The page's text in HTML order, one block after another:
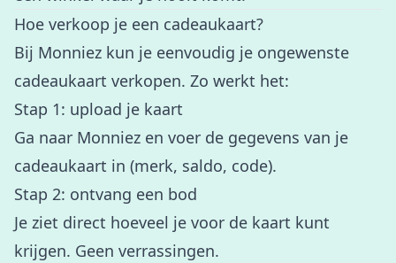
Hoe verkoop je een cadeaukaart?
Bij Monniez kun je eenvoudig je ongewenste
cadeaukaart verkopen. Zo werkt het:
Stap 1: upload je kaart
Ga naar Monniez en voer de gegevens van je
cadeaukaart in (merk, saldo, code).
Stap 2: ontvang een bod
Je ziet direct hoeveel je voor de kaart kunt
krijgen. Geen verrassingen.